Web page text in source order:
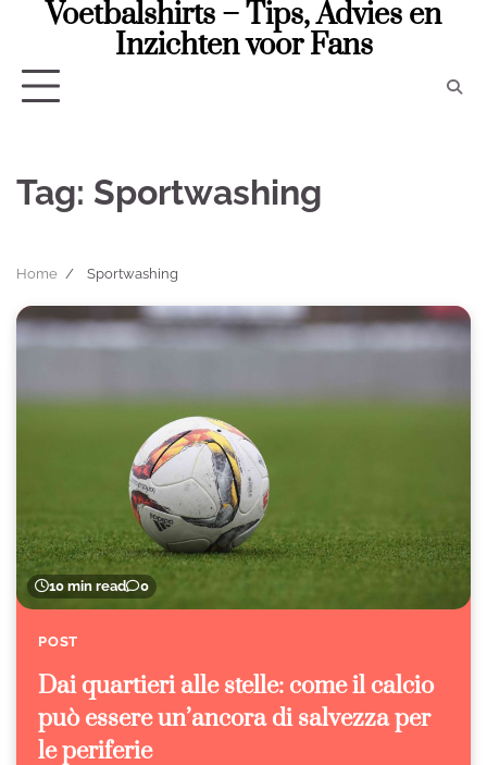
Voetbalshirts – Tips, Advies en
Inzichten voor Fans
Tag: Sportwashing
Home Sportwashing
10 min read 0
POST
Dai quartieri alle stelle: come il calcio
può essere un’ancora di salvezza per
le periferie